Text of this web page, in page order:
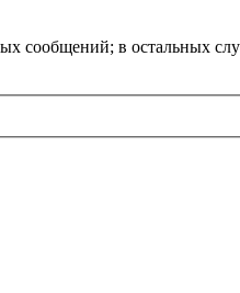
сообщений; в остальных